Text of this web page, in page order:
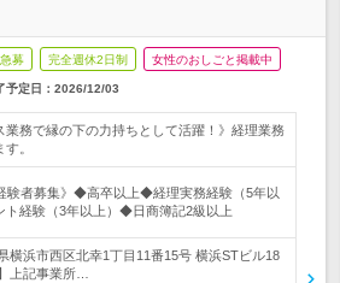
急募 完全週休2日制 女性のおしごと掲載中
予定日： 2026/12/03
業務で縁の下の力持ちとして活躍！》経理業務
。
験者募集》◆高卒以上◆経理実務経験（5年以
ト経験（3年以上）◆日商簿記2級以上
横浜市西区北幸1丁目11番15号 横浜STビル18
上記事業所…